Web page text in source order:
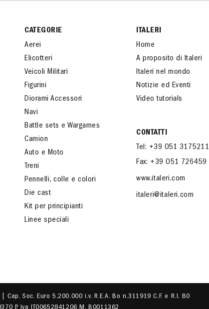
CATEGORIE
Aerei
Elicotteri
Veicoli Militari
Figurini
Diorami Accessori
Navi
Battle sets e Wargames
Camion
Auto e Moto
Treni
Pennelli, colle e colori
Die cast
Kit per principianti
Linee speciali
ITALERI
Home
A proposito di Italeri
Italeri nel mondo
Notizie ed Eventi
Video tutorials
CONTATTI
Tel: +39 051 3175211
Fax: +39 051 726459
www.italeri.com
italeri@italeri.com
Cap. Soc. Euro 5.200.000 i.v. R.E.A. Bo n.311919 C.F. e R.I. BO
P. Iva IT00652841206 M. B0011362